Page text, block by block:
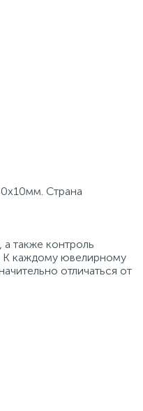
Страна
также контроль
К каждому ювелирному
отличаться от